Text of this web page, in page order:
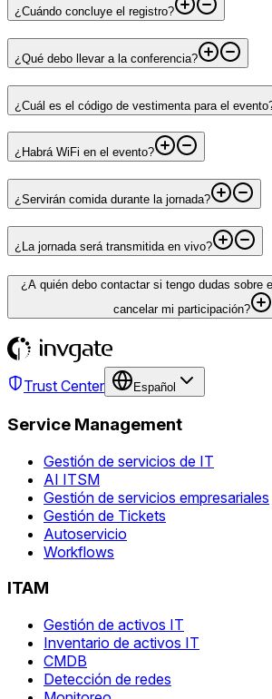
¿Cuándo concluye el registro?
¿Qué debo llevar a la conferencia?
¿Cuál es el código de vestimenta para el
¿Habrá WiFi en el evento?
¿Servirán comida durante la jornada?
¿La jornada será transmitida en vivo?
¿A quién debo contactar si tengo dudas sobre
cancelar mi participación?
Trust Center Español
Service Management
Gestión de servicios de IT
AI ITSM
Gestión de servicios empresariales
Gestión de Tickets
Autoservicio
Workflows
ITAM
Gestión de activos IT
Inventario de activos IT
CMDB
Detección de redes